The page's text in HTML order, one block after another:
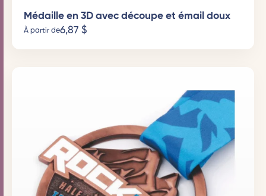
Médaille en 3D avec découpe et émail doux
À partir de6,87 $